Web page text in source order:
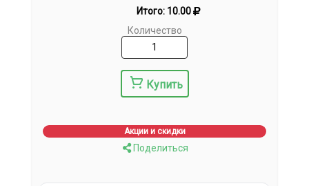
Итого: 10.00
Количество
Купить
Акции и скидки
Поделиться